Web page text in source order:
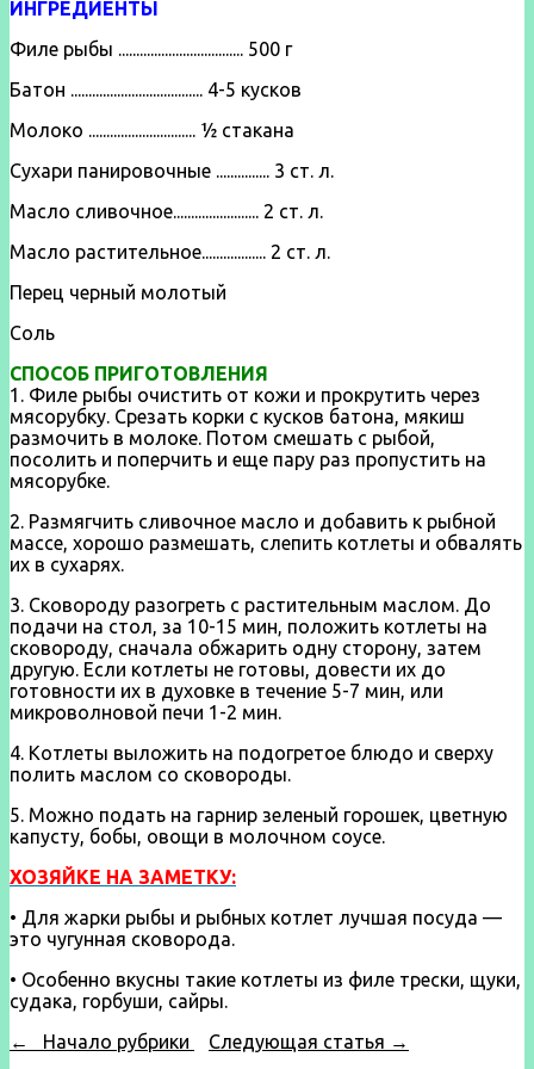
ИНГРЕДИЕНТЫ
Филе рыбы ................................... 500 г
Батон ..................................... 4-5 кусков
Молоко .............................. ½ стакана
Сухари панировочные ............... 3 ст. л.
Масло сливочное........................ 2 ст. л.
Масло растительное.................. 2 ст. л.
Перец черный молотый
Соль
СПОСОБ ПРИГОТОВЛЕНИЯ
1. Филе рыбы очистить от кожи и прокрутить через
мясорубку. Срезать корки с кусков батона, мякиш
размочить в молоке. Потом смешать с рыбой,
посолить и поперчить и еще пару раз пропустить на
мясорубке.
2. Размягчить сливочное масло и добавить к рыбной
массе, хорошо размешать, слепить котлеты и обвалять
их в сухарях.
3. Сковороду разогреть с растительным маслом. До
подачи на стол, за 10-15 мин, положить котлеты на
сковороду, сначала обжарить одну сторону, затем
другую. Если котлеты не готовы, довести их до
готовности их в духовке в течение 5-7 мин, или
микроволновой печи 1-2 мин.
4. Котлеты выложить на подогретое блюдо и сверху
полить маслом со сковороды.
5. Можно подать на гарнир зеленый горошек, цветную
капусту, бобы, овощи в молочном соусе.
ХОЗЯЙКЕ НА ЗАМЕТКУ:
• Для жарки рыбы и рыбных котлет лучшая посуда —
это чугунная сковорода.
• Особенно вкусны такие котлеты из филе трески, щуки,
судака, горбуши, сайры.
← Начало рубрики
Следующая статья →